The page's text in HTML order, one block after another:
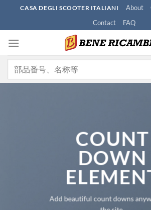
content
CASA DEGLI SCOOTER ITALIANI About
Contact
FAQ
COUNT
DOWN
Add beautiful count downs